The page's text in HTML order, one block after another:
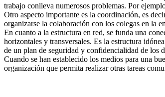
trabajo conlleva numerosos problemas. Por
Otro aspecto importante es la coordinación, es
organizarse la colaboración con los colegas en la
En cuanto a la estructura en red, se funda una
horizontales y transversales. Es la estructura
de un plan de seguridad y confidencialidad de los
Cuando se han establecido los medios para una
organización que permita realizar otras tareas